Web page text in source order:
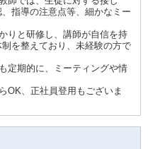
指導の注意点等、細かなミー
りと研修し、講師が自信を持
を整えており、未経験の方で
定期的に、ミーティングや情
OK、正社員登用もございま